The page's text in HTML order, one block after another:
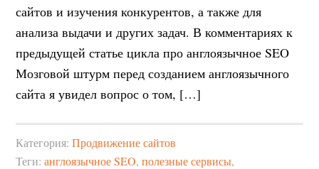
сайтов и изучения конкурентов, а также для
анализа выдачи и других задач. В комментариях к
предыдущей статье цикла про англоязычное SEO
Мозговой штурм перед созданием англоязычного
сайта я увидел вопрос о том, […]
Категория:Продвижение сайтов
Теги:англоязычное SEO,полезные сервисы,